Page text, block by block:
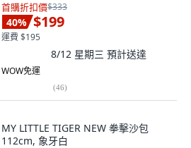
首購折扣價$333
40% $199
運費 $195
8/12 星期三 預計送達
WOW免運
(46)
MY LITTLE TIGER NEW 拳擊沙包
112cm, 象牙白